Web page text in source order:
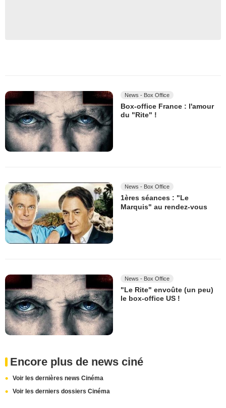
News - Box Office
Box-office France : l'amour
du "Rite" !
News - Box Office
1ères séances : "Le
Marquis" au rendez-vous
News - Box Office
"Le Rite" envoûte (un peu)
le box-office US !
Encore plus de news ciné
Voir les dernières news Cinéma
Voir les derniers dossiers Cinéma